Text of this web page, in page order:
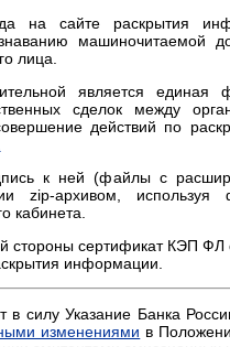
на сайте раскрытия
машиночитаемой
лица.
является единая
сделок между
действий по
к ней (файлы с
zip-архивом, используя
кабинета.
стороны сертификат КЭП
информации.
в силу Указание Банка
изменениями в